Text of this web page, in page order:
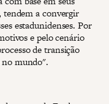
tendem a convergir
estadunidenses. Por
e pelo cenário
de transição
no mundo".